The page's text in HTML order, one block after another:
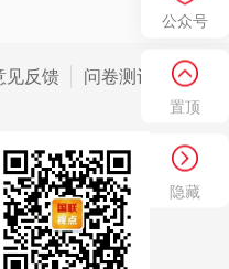
公众号
置顶
隐藏
见反馈 问卷测评